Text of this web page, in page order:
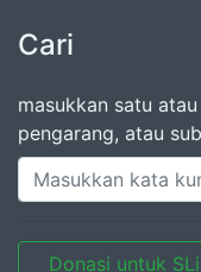
Cari
masukkan satu
pengarang, atau
Donasi untuk